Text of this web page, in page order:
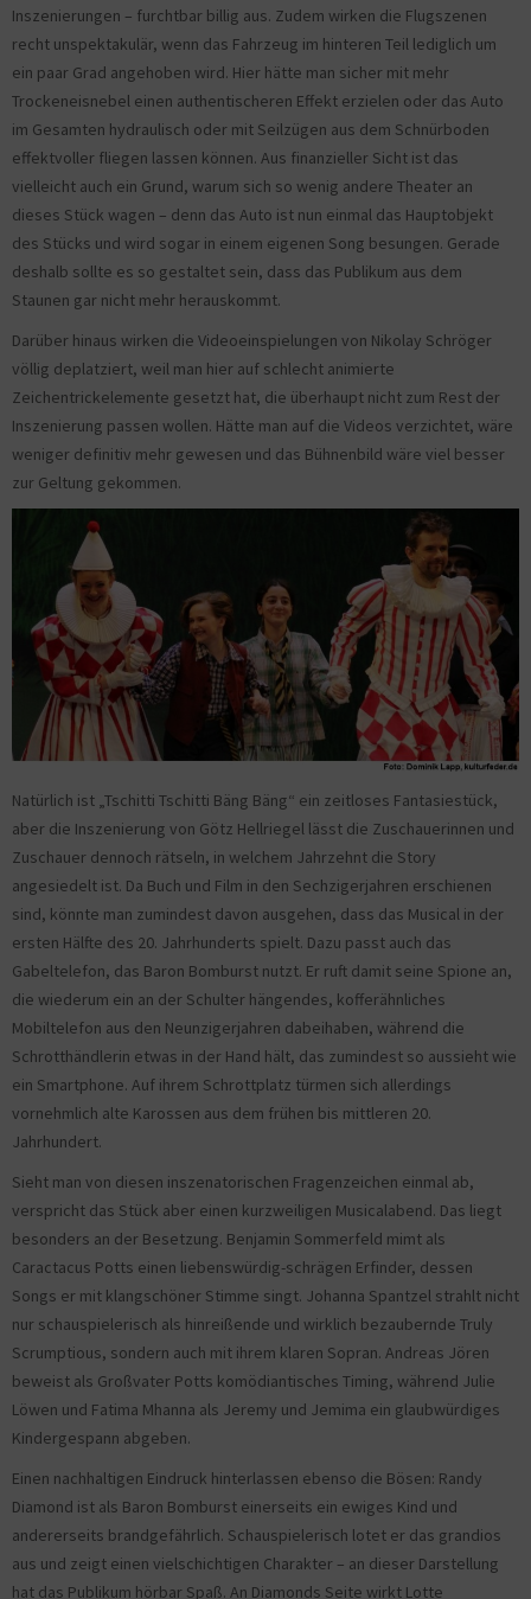
Inszenierungen – furchtbar billig aus. Zudem wirken die Flugszenen
recht unspektakulär, wenn das Fahrzeug im hinteren Teil lediglich um
ein paar Grad angehoben wird. Hier hätte man sicher mit mehr
Trockeneisnebel einen authentischeren Effekt erzielen oder das Auto
im Gesamten hydraulisch oder mit Seilzügen aus dem Schnürboden
effektvoller fliegen lassen können. Aus finanzieller Sicht ist das
vielleicht auch ein Grund, warum sich so wenig andere Theater an
dieses Stück wagen – denn das Auto ist nun einmal das Hauptobjekt
des Stücks und wird sogar in einem eigenen Song besungen. Gerade
deshalb sollte es so gestaltet sein, dass das Publikum aus dem
Staunen gar nicht mehr herauskommt.
Darüber hinaus wirken die Videoeinspielungen von Nikolay Schröger
völlig deplatziert, weil man hier auf schlecht animierte
Zeichentrickelemente gesetzt hat, die überhaupt nicht zum Rest der
Inszenierung passen wollen. Hätte man auf die Videos verzichtet, wäre
weniger definitiv mehr gewesen und das Bühnenbild wäre viel besser
zur Geltung gekommen.
Natürlich ist „Tschitti Tschitti Bäng Bäng“ ein zeitloses Fantasiestück,
aber die Inszenierung von Götz Hellriegel lässt die Zuschauerinnen und
Zuschauer dennoch rätseln, in welchem Jahrzehnt die Story
angesiedelt ist. Da Buch und Film in den Sechzigerjahren erschienen
sind, könnte man zumindest davon ausgehen, dass das Musical in der
ersten Hälfte des 20. Jahrhunderts spielt. Dazu passt auch das
Gabeltelefon, das Baron Bomburst nutzt. Er ruft damit seine Spione an,
die wiederum ein an der Schulter hängendes, kofferähnliches
Mobiltelefon aus den Neunzigerjahren dabeihaben, während die
Schrotthändlerin etwas in der Hand hält, das zumindest so aussieht wie
ein Smartphone. Auf ihrem Schrottplatz türmen sich allerdings
vornehmlich alte Karossen aus dem frühen bis mittleren 20.
Jahrhundert.
Sieht man von diesen inszenatorischen Fragenzeichen einmal ab,
verspricht das Stück aber einen kurzweiligen Musicalabend. Das liegt
besonders an der Besetzung. Benjamin Sommerfeld mimt als
Caractacus Potts einen liebenswürdig-schrägen Erfinder, dessen
Songs er mit klangschöner Stimme singt. Johanna Spantzel strahlt nicht
nur schauspielerisch als hinreißende und wirklich bezaubernde Truly
Scrumptious, sondern auch mit ihrem klaren Sopran. Andreas Jören
beweist als Großvater Potts komödiantisches Timing, während Julie
Löwen und Fatima Mhanna als Jeremy und Jemima ein glaubwürdiges
Kindergespann abgeben.
Einen nachhaltigen Eindruck hinterlassen ebenso die Bösen: Randy
Diamond ist als Baron Bomburst einerseits ein ewiges Kind und
andererseits brandgefährlich. Schauspielerisch lotet er das grandios
aus und zeigt einen vielschichtigen Charakter – an dieser Darstellung
hat das Publikum hörbar Spaß. An Diamonds Seite wirkt Lotte